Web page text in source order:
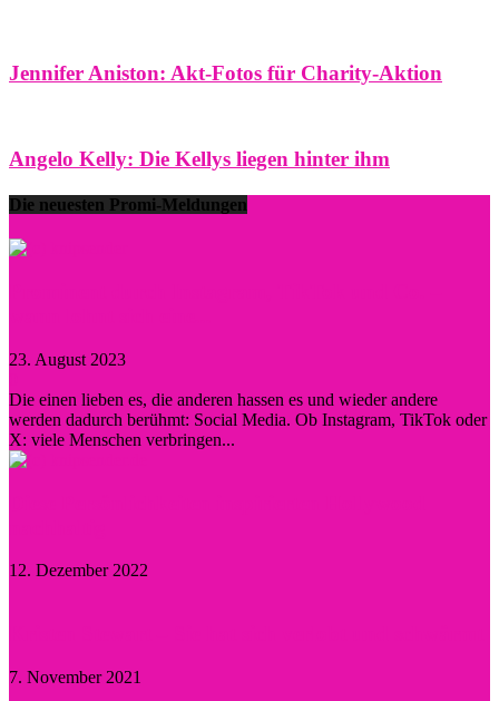
Jennifer Aniston: Akt-Fotos für Charity-Aktion
Angelo Kelly: Die Kellys liegen hinter ihm
Die neuesten Promi-Meldungen
23. August 2023
Die einen lieben es, die anderen hassen es und wieder andere
werden dadurch berühmt: Social Media. Ob Instagram, TikTok oder
X: viele Menschen verbringen...
12. Dezember 2022
7. November 2021